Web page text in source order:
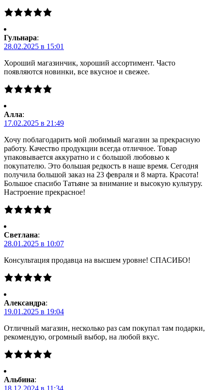
Гульнара:
28.02.2025 в 15:01
Хороший магазинчик, хороший ассортимент. Часто
появляются новинки, все вкусное и свежее.
Алла:
17.02.2025 в 21:49
Хочу поблагодарить мой любимый магазин за прекрасную
работу. Качество продукции всегда отличное. Товар
упаковывается аккуратно и с большой любовью к
покупателю. Это большая редкость в наше время. Сегодня
получила большой заказ на 23 февраля и 8 марта. Красота!
Большое спасибо Татьяне за внимание и высокую культуру.
Настроение прекрасное!
Светлана:
28.01.2025 в 10:07
Консультация продавца на высшем уровне! СПАСИБО!
Александра:
19.01.2025 в 19:04
Отличный магазин, несколько раз сам покупал там подарки,
рекомендую, огромный выбор, на любой вкус.
Альбина: